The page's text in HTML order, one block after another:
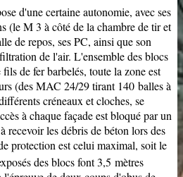
d'une certaine autonomie, avec ses
(leM 3 à côté de la chambre de tir et
de repos, ses PC, ainsi que son
de l'air. L'ensemble des blocs
de fer barbelés, toute la zone est
(des MAC 24/29 tirant 140 balles à
créneaux et cloches, se
à chaque façade est bloqué par un
recevoir les débris de béton lors des
protection est celui maximal, soit le
des blocs font 3,5 mètres